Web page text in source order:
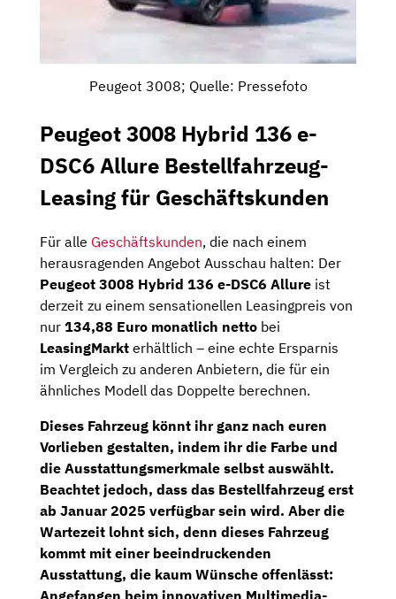
Peugeot 3008; Quelle: Pressefoto
Peugeot 3008 Hybrid 136 e-
DSC6 Allure Bestellfahrzeug-
Leasing für Geschäftskunden
Für alle Geschäftskunden, die nach einem
herausragenden Angebot Ausschau halten: Der
Peugeot 3008 Hybrid 136 e-DSC6 Allure ist
derzeit zu einem sensationellen Leasingpreis von
nur 134,88 Euro monatlich netto bei
LeasingMarkt erhältlich – eine echte Ersparnis
im Vergleich zu anderen Anbietern, die für ein
ähnliches Modell das Doppelte berechnen.
Dieses Fahrzeug könnt ihr ganz nach euren
Vorlieben gestalten, indem ihr die Farbe und
die Ausstattungsmerkmale selbst auswählt.
Beachtet jedoch, dass das Bestellfahrzeug erst
ab Januar 2025 verfügbar sein wird. Aber die
Wartezeit lohnt sich, denn dieses Fahrzeug
kommt mit einer beeindruckenden
Ausstattung, die kaum Wünsche offenlässt:
Angefangen beim innovativen Multimedia-